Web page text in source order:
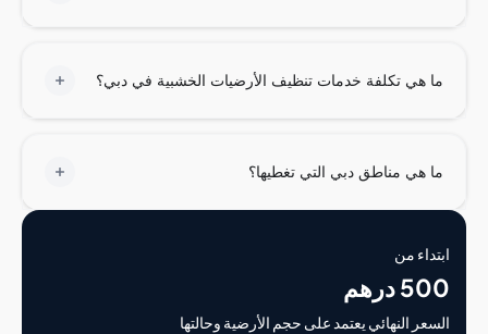
تكلفة خدمات تنظيف الأرضيات الخشبية في دبي؟
مناطق دبي التي تغطيها؟
النهائي يعتمد على حجم الأرضية وحالتها